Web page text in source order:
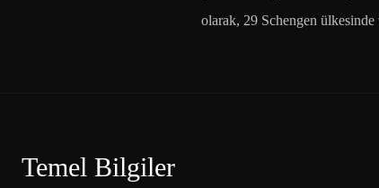
olarak, 29 Schengen
Temel Bilgiler